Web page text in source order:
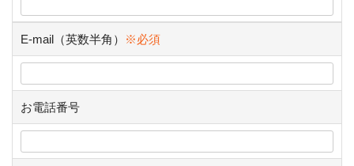
E-mail（英数半角） ※必須
お電話番号